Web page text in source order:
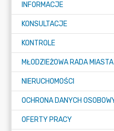
INFORMACJE
KONSULTACJE
KONTROLE
MŁODZIEŻOWA RADA MIASTA
NIERUCHOMOŚCI
OFERTY PRACY